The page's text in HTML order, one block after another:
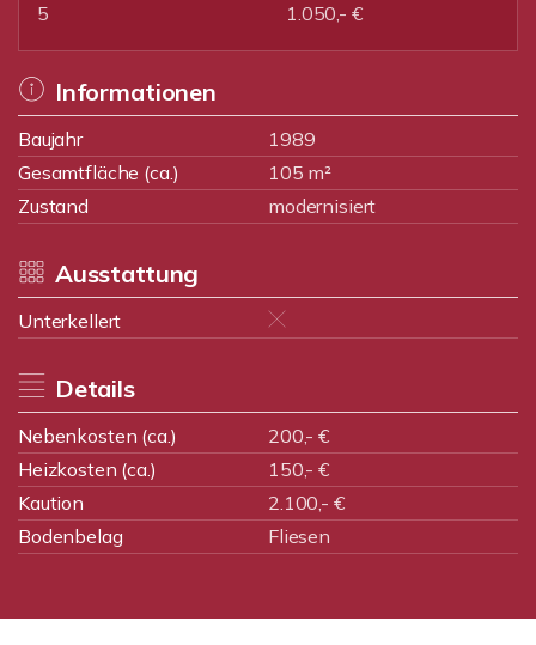
5
1.050,- €
Informationen
Baujahr
1989
Gesamtfläche (ca.)
105 m²
Zustand
modernisiert
Ausstattung
Unterkellert
Details
Nebenkosten (ca.)
200,- €
Heizkosten (ca.)
150,- €
Kaution
2.100,- €
Bodenbelag
Fliesen